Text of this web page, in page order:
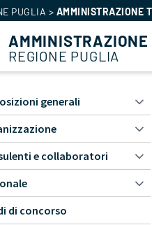
PUGLIA > AMMINISTRAZIONE
REGIONE PUGLIA
generali
e collaboratori
di concorso